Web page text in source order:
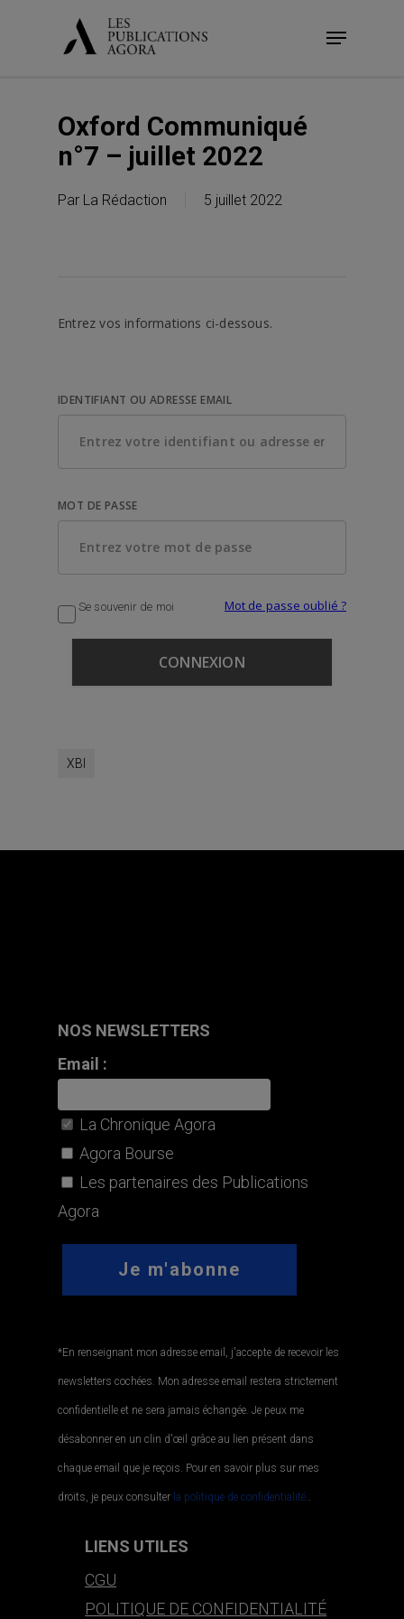
Menu
Oxford Communiqué
n°7 – juillet 2022
Par La Rédaction 5 juillet 2022
Entrez vos informations ci-dessous.
IDENTIFIANT OU ADRESSE EMAIL
MOT DE PASSE
Se souvenir de moi Mot de passe oublié ?
XBI
NOS NEWSLETTERS
Email :
La Chronique Agora
Agora Bourse
Les partenaires des Publications
Agora
*En renseignant mon adresse email, j'accepte de recevoir les
newsletters cochées. Mon adresse email restera strictement
confidentielle et ne sera jamais échangée. Je peux me
désabonner en un clin d'œil grâce au lien présent dans
chaque email que je reçois. Pour en savoir plus sur mes
droits, je peux consulter la politique de confidentialité..
LIENS UTILES
CGU
POLITIQUE DE CONFIDENTIALITÉ